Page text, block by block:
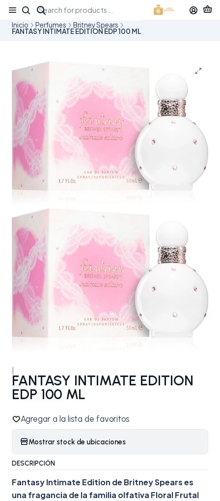
¡APROVECHA NUESTRAS OFERTAS EN TUBBEES ESTE DÍA DEL NIÑO!
Inicio Perfumes Britney Spears
FANTASY INTIMATE EDITION EDP 100 ML
FANTASY INTIMATE EDITION
EDP 100 ML
Agregar a la lista de favoritos
Mostrar stock de ubicaciones
DESCRIPCIÓN
Fantasy Intimate Edition de Britney Spears es
una fragancia de la familia olfativa Floral Frutal